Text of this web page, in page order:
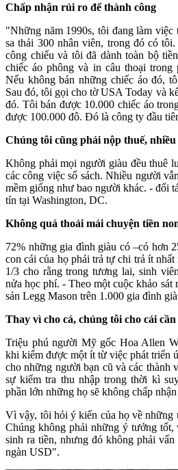
Chấp nhận rủi ro để thành công
"Những năm 1990s, tôi đang làm
sa thải 300 nhân viên, trong đó có
công chiếu và tôi đã dành toàn bộ
chiếc áo phông và in câu thoại
Nếu không bán những chiếc áo đó,
Sau đó, tôi gọi cho tờ USA Today và
đó. Tôi bán được 10.000 chiếc áo
được 100.000 đô. Đó là công ty đầu
Chúng tôi cũng phải nộp thuế,
Không phải mọi người giàu đều thuê
các công việc sổ sách. Nhiều người
mềm giống như bao người khác. - đối
tín tại Washington, DC.
Không quá thoải mái chuyện tiền
72% những gia đình giàu có –có hơn
con cái của họ phải trả tự chi trả ít
1/3 cho rằng trong tương lai, sinh
nửa học phí. - Theo một cuộc khảo sát
sản Legg Mason trên 1.000 gia đình
Thay vì cho cá, chúng tôi cho cái cần
Triệu phú người Mỹ gốc Hoa Allen
khi kiếm được một ít từ việc phát triển
cho những người bạn cũ và các thành
sự kiểm tra thu nhập trong thời kì
phần lớn những họ sẽ không chấp
Vì vậy, tôi hỏi ý kiến của họ về những
Chúng không phải những ý tưởng
sinh ra tiền, nhưng đó không phải
ngàn USD".